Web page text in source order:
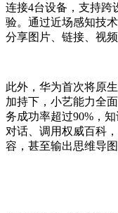
连接4台设备，支持跨
验。通过近场感知技
分享图片、链接、视频
此外，华为首次将原
加持下，小艺能力全
务成功率超过90%，
对话、调用权威百科
容，甚至输出思维导图